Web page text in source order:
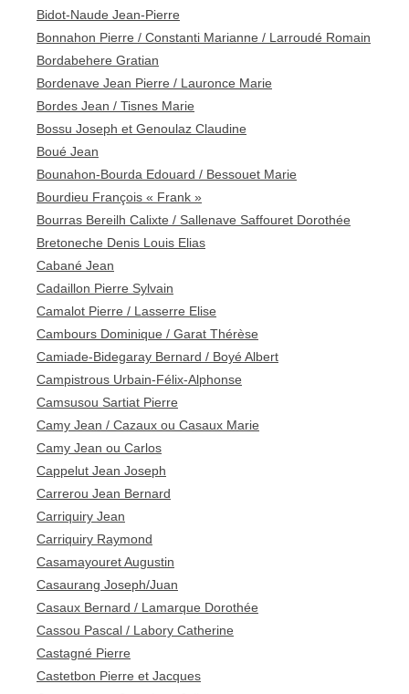
Bidot-Naude Jean-Pierre
Bonnahon Pierre / Constanti Marianne / Larroudé Romain
Bordabehere Gratian
Bordenave Jean Pierre / Lauronce Marie
Bordes Jean / Tisnes Marie
Bossu Joseph et Genoulaz Claudine
Boué Jean
Bounahon-Bourda Edouard / Bessouet Marie
Bourdieu François « Frank »
Bourras Bereilh Calixte / Sallenave Saffouret Dorothée
Bretoneche Denis Louis Elias
Cabané Jean
Cadaillon Pierre Sylvain
Camalot Pierre / Lasserre Elise
Cambours Dominique / Garat Thérèse
Camiade-Bidegaray Bernard / Boyé Albert
Campistrous Urbain-Félix-Alphonse
Camsusou Sartiat Pierre
Camy Jean / Cazaux ou Casaux Marie
Camy Jean ou Carlos
Cappelut Jean Joseph
Carrerou Jean Bernard
Carriquiry Jean
Carriquiry Raymond
Casamayouret Augustin
Casaurang Joseph/Juan
Casaux Bernard / Lamarque Dorothée
Cassou Pascal / Labory Catherine
Castagné Pierre
Castetbon Pierre et Jacques